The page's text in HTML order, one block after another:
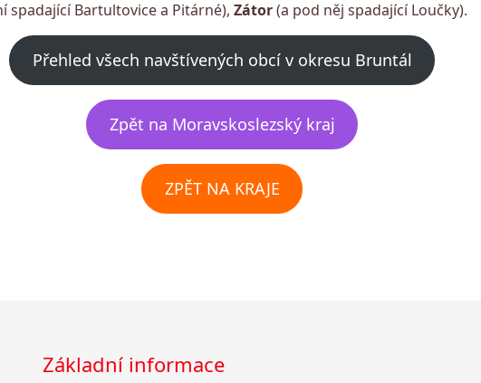
spadající Bartultovice a Pitárné), Zátor(a pod něj spadající Loučky).
Přehled všech navštívených obcí v okresu Bruntál
Zpět na Moravskoslezský kraj
ZPĚT NA KRAJE
Základní informace